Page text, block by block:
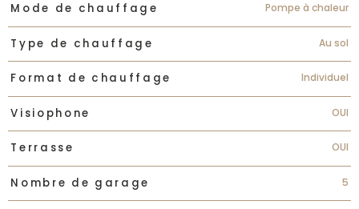
Mode de chauffage Pompe à chaleur
Type de chauffage Au sol
Format de chauffage Individuel
Visiophone OUI
Terrasse OUI
Nombre de garage 5